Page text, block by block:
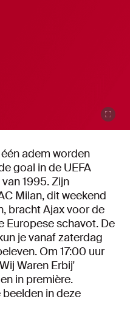
adem worden
goal in de UEFA
1995. Zijn
Milan, dit weekend
bracht Ajax voor de
Europese schavot. De
je vanaf zaterdag
Om 17:00 uur
Waren Erbij'
in première.
in deze